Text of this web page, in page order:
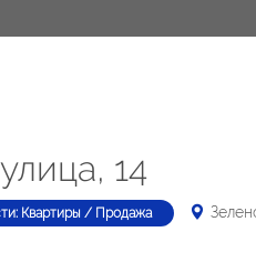
14
Квартиры / Продажа